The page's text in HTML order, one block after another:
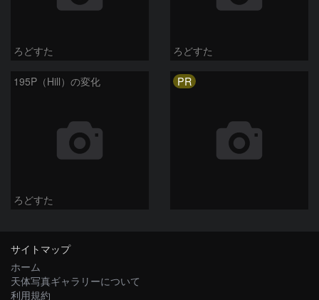
ろどすた ろどすた
195P（Hill）の変化
ろどすた
PR
サイトマップ
ホーム
天体写真ギャラリーについて
利用規約